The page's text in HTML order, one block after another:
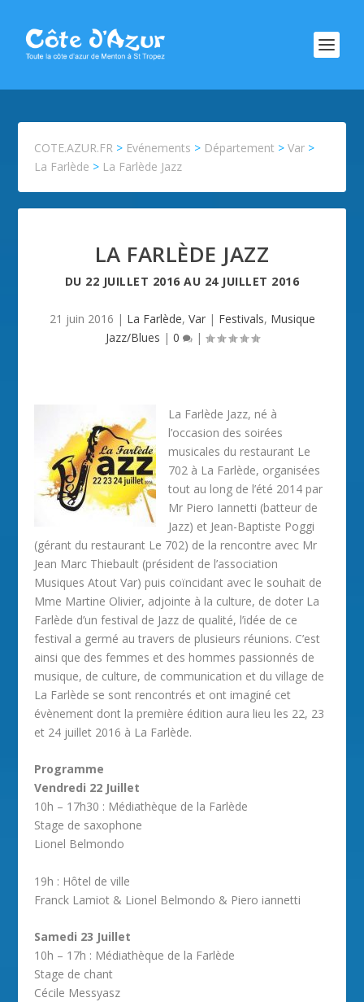
COTE.AZUR.FR > Evénements > Département >Var >
La Farlède > La Farlède Jazz
LA FARLÈDE JAZZ
DU 22 JUILLET 2016 AU 24 JUILLET 2016
21 juin 2016 | La Farlède, Var| Festivals, Musique
Jazz/Blues | 0 |
La Farlède Jazz, né à
l’occasion des soirées
musicales du restaurant Le
702 à La Farlède, organisées
tout au long de l’été 2014 par
Mr Piero Iannetti (batteur de
Jazz) et Jean-Baptiste Poggi
(gérant du restaurant Le 702) de la rencontre avec Mr
Jean Marc Thiebault (président de l’association
Musiques Atout Var) puis coïncidant avec le souhait de
Mme Martine Olivier, adjointe à la culture, de doter La
Farlède d’un festival de Jazz de qualité, l’idée de ce
festival a germé au travers de plusieurs réunions. C’est
ainsi que des femmes et des hommes passionnés de
musique, de culture, de communication et du village de
La Farlède se sont rencontrés et ont imaginé cet
évènement dont la première édition aura lieu les 22, 23
et 24 juillet 2016 à La Farlède.
Programme
Vendredi 22 Juillet
10h – 17h30 : Médiathèque de la Farlède
Stage de saxophone
Lionel Belmondo
19h : Hôtel de ville
Franck Lamiot & Lionel Belmondo & Piero iannetti
Samedi 23 Juillet
10h – 17h : Médiathèque de la Farlède
Stage de chant
Cécile Messyasz